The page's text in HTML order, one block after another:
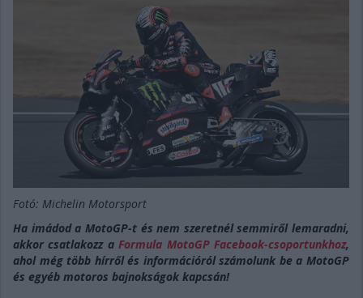
Fotó: Michelin Motorsport
Ha imádod a MotoGP-t és nem szeretnél semmiről lemaradni,
akkor csatlakozz a Formula MotoGP Facebook-csoportunkhoz,
ahol még több hírről és információról számolunk be a MotoGP
és egyéb motoros bajnokságok kapcsán!